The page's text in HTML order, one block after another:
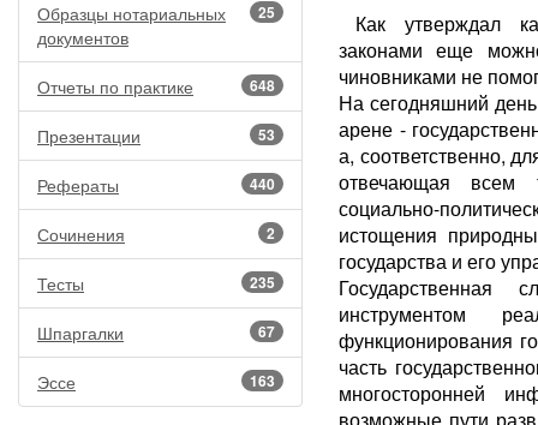
25
Образцы нотариальных
документов
648
Отчеты по практике
53
Презентации
440
Рефераты
2
Сочинения
235
Тесты
67
Шпаргалки
163
Эссе
Как утверждал
законами еще
чиновниками не
На сегодняшний
арене -
а, соответственно,
отвечающая всем
социально-
истощения
государства и его
Государственная
инструментом
функционирования
часть
многосторонней